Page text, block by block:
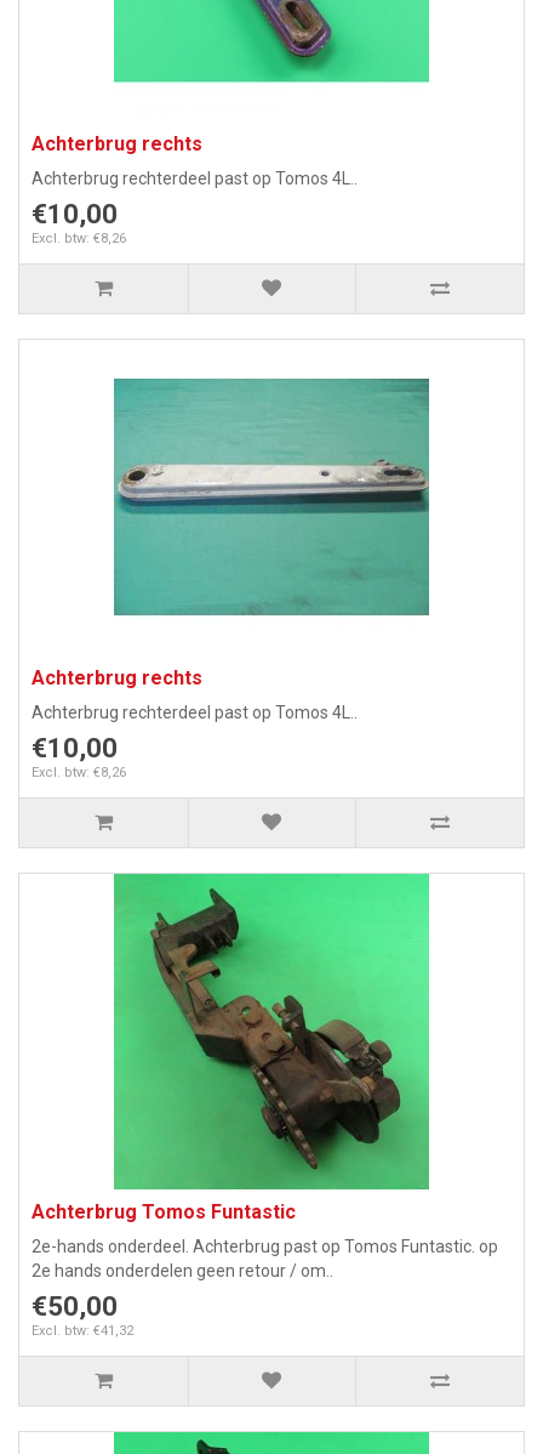
Achterbrug rechts
Achterbrug rechterdeel past op Tomos 4L..
€10,00
Excl. btw: €8,26
Achterbrug rechts
Achterbrug rechterdeel past op Tomos 4L..
€10,00
Excl. btw: €8,26
Achterbrug Tomos Funtastic
2e-hands onderdeel. Achterbrug past op Tomos Funtastic. op
2e hands onderdelen geen retour / om..
€50,00
Excl. btw: €41,32